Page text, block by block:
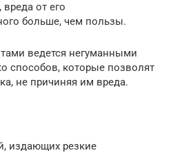
от его
больше, чем пользы.
ведется негуманными
способов, которые позволят
не причиняя им вреда.
издающих резкие